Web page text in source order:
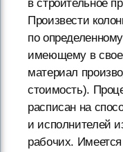
в строительное
Произвести
по
имеющему в
материал
стоимость).
расписан на
и исполнителей
рабочих.